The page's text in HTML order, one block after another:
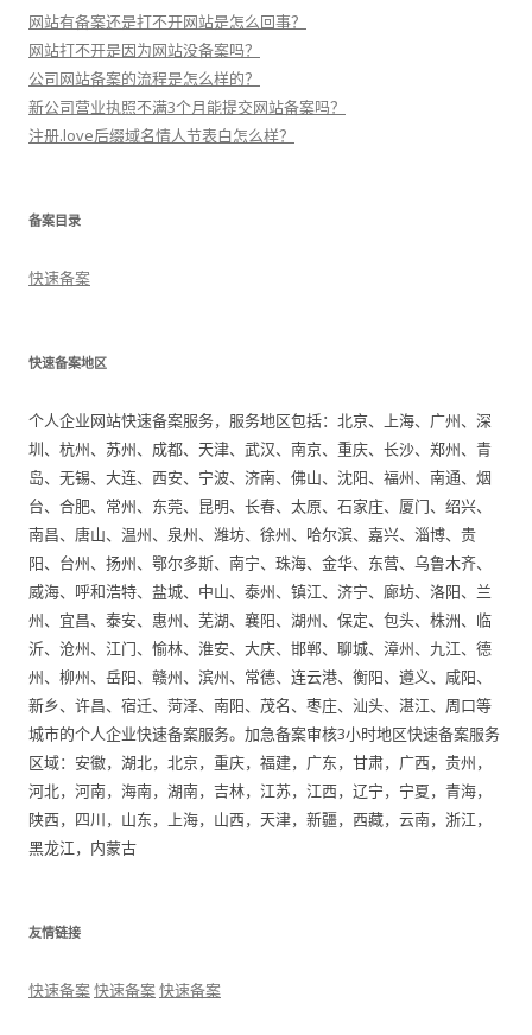
网站有备案还是打不开网站是怎么回事？
网站打不开是因为网站没备案吗？
公司网站备案的流程是怎么样的？
新公司营业执照不满3个月能提交网站备案吗？
注册.love后缀域名情人节表白怎么样？
备案目录
快速备案
快速备案地区
个人企业网站快速备案服务，服务地区包括：北京、上海、广州、深
圳、杭州、苏州、成都、天津、武汉、南京、重庆、长沙、郑州、青
岛、无锡、大连、西安、宁波、济南、佛山、沈阳、福州、南通、烟
台、合肥、常州、东莞、昆明、长春、太原、石家庄、厦门、绍兴、
南昌、唐山、温州、泉州、潍坊、徐州、哈尔滨、嘉兴、淄博、贵
阳、台州、扬州、鄂尔多斯、南宁、珠海、金华、东营、乌鲁木齐、
威海、呼和浩特、盐城、中山、泰州、镇江、济宁、廊坊、洛阳、兰
州、宜昌、泰安、惠州、芜湖、襄阳、湖州、保定、包头、株洲、临
沂、沧州、江门、愉林、淮安、大庆、邯郸、聊城、漳州、九江、德
州、柳州、岳阳、赣州、滨州、常德、连云港、衡阳、遵义、咸阳、
新乡、许昌、宿迁、菏泽、南阳、茂名、枣庄、汕头、湛江、周口等
城市的个人企业快速备案服务。加急备案审核3小时地区快速备案服务
区域：安徽，湖北，北京，重庆，福建，广东，甘肃，广西，贵州，
河北，河南，海南，湖南，吉林，江苏，江西，辽宁，宁夏，青海，
陕西，四川，山东，上海，山西，天津，新疆，西藏，云南，浙江，
黑龙江，内蒙古
友情链接
快速备案快速备案快速备案